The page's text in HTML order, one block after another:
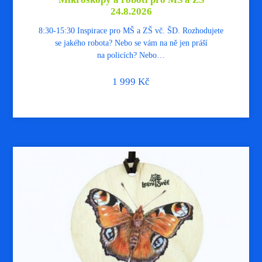
24.8.2026
8:30-15:30 Inspirace pro MŠ a ZŠ vč. ŠD. Rozhodujete
se jakého robota? Nebo se vám na ně jen práší
na policích? Nebo…
1 999 Kč